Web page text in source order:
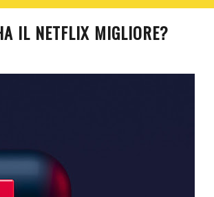
IL NETFLIX MIGLIORE?